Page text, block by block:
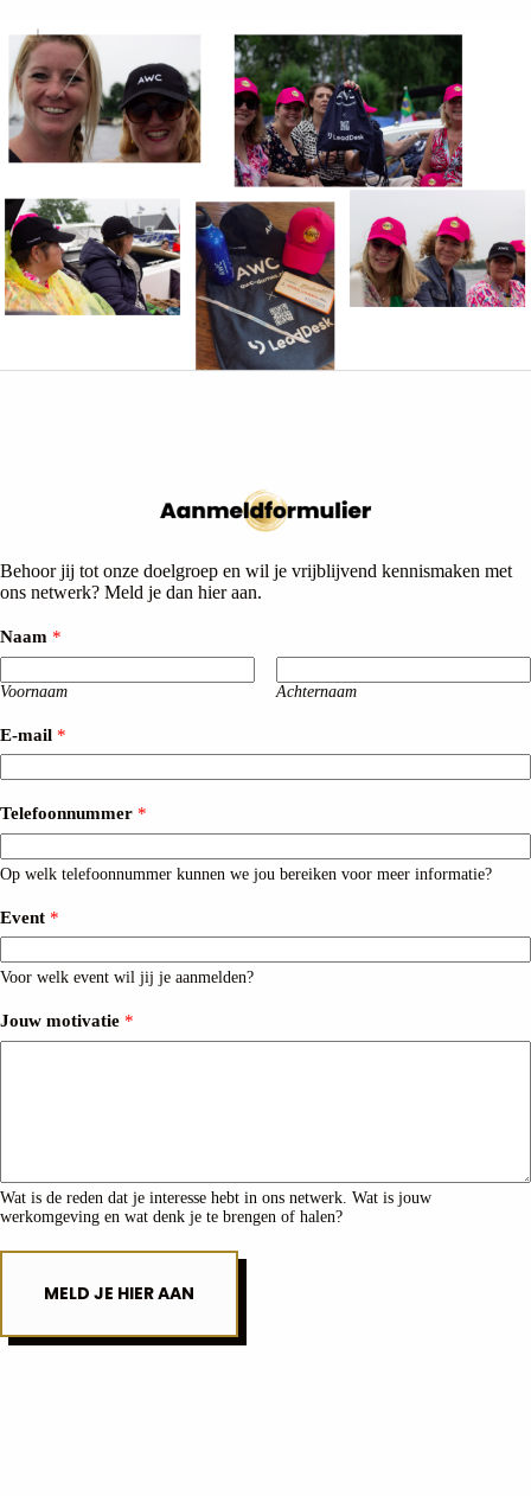
Behoor jij tot onze doelgroep en wil je vrijblijvend kennismaken met
ons netwerk? Meld je dan hier aan.
Naam *
Voornaam Achternaam
E-mail *
Telefoonnummer *
Op welk telefoonnummer kunnen we jou bereiken voor meer informatie?
Event *
Voor welk event wil jij je aanmelden?
Jouw motivatie *
Wat is de reden dat je interesse hebt in ons netwerk. Wat is jouw
werkomgeving en wat denk je te brengen of halen?
MELD JE HIER AAN